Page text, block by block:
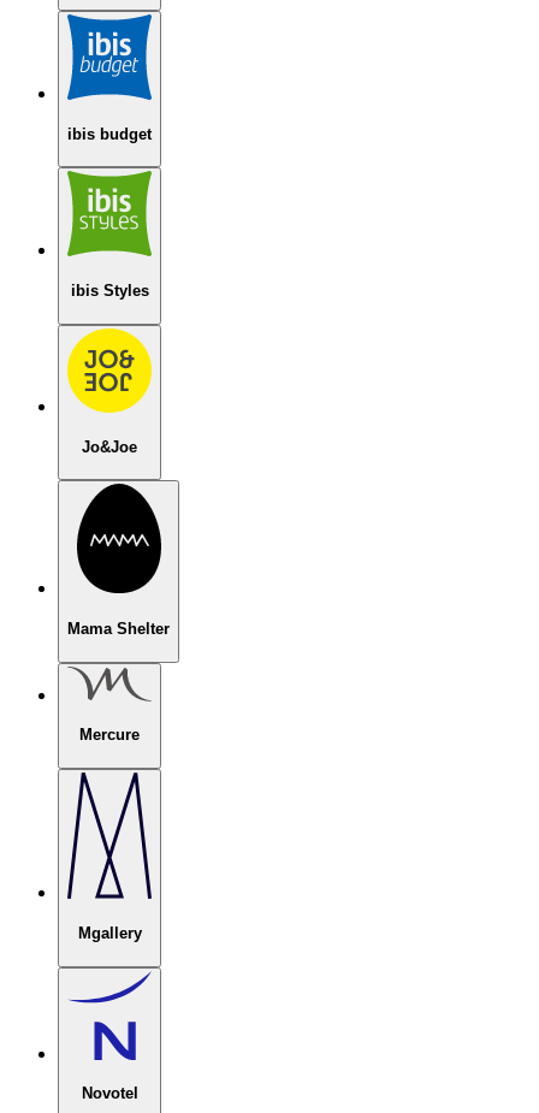
ibis budget
ibis Styles
Jo&Joe
Mama Shelter
Mercure
Mgallery
Novotel